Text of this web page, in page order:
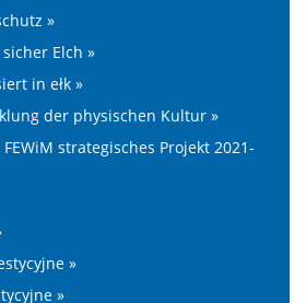
»
Elch »
in ełk »
der physischen Kultur »
FEWiM strategisches Projekt 2021-
»
»